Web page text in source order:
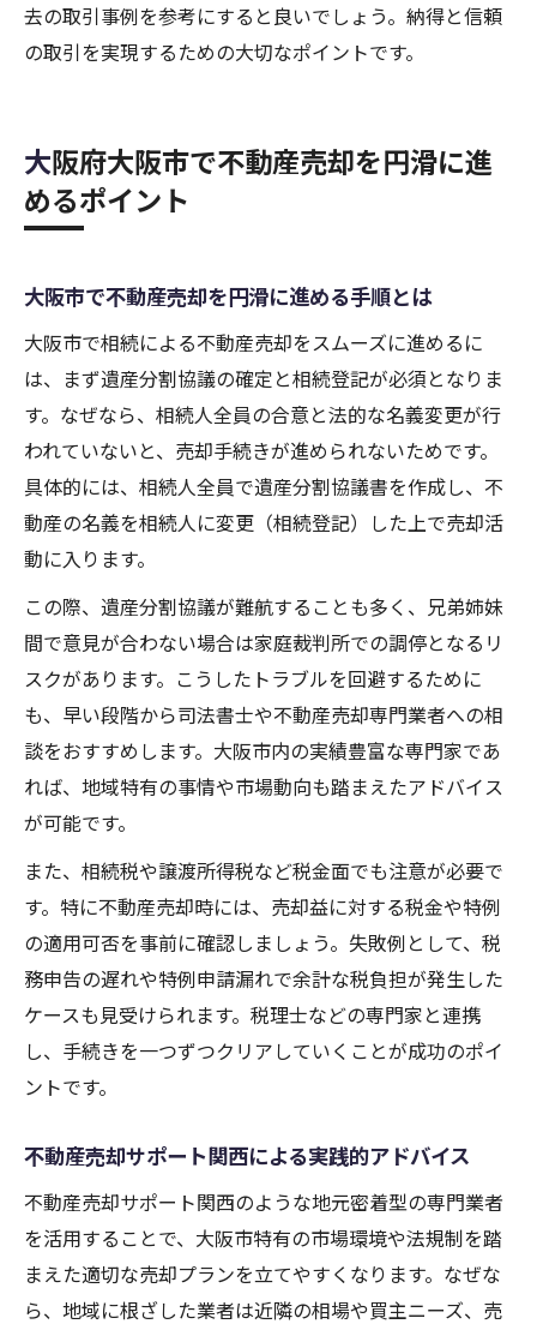
去の取引事例を参考にすると良いでしょう。納得と信頼
の取引を実現するための大切なポイントです。
大阪府大阪市で不動産売却を円滑に進
めるポイント
大阪市で不動産売却を円滑に進める手順とは
大阪市で相続による不動産売却をスムーズに進めるに
は、まず遺産分割協議の確定と相続登記が必須となりま
す。なぜなら、相続人全員の合意と法的な名義変更が行
われていないと、売却手続きが進められないためです。
具体的には、相続人全員で遺産分割協議書を作成し、不
動産の名義を相続人に変更（相続登記）した上で売却活
動に入ります。
この際、遺産分割協議が難航することも多く、兄弟姉妹
間で意見が合わない場合は家庭裁判所での調停となるリ
スクがあります。こうしたトラブルを回避するために
も、早い段階から司法書士や不動産売却専門業者への相
談をおすすめします。大阪市内の実績豊富な専門家であ
れば、地域特有の事情や市場動向も踏まえたアドバイス
が可能です。
また、相続税や譲渡所得税など税金面でも注意が必要で
す。特に不動産売却時には、売却益に対する税金や特例
の適用可否を事前に確認しましょう。失敗例として、税
務申告の遅れや特例申請漏れで余計な税負担が発生した
ケースも見受けられます。税理士などの専門家と連携
し、手続きを一つずつクリアしていくことが成功のポイ
ントです。
不動産売却サポート関西による実践的アドバイス
不動産売却サポート関西のような地元密着型の専門業者
を活用することで、大阪市特有の市場環境や法規制を踏
まえた適切な売却プランを立てやすくなります。なぜな
ら、地域に根ざした業者は近隣の相場や買主ニーズ、売